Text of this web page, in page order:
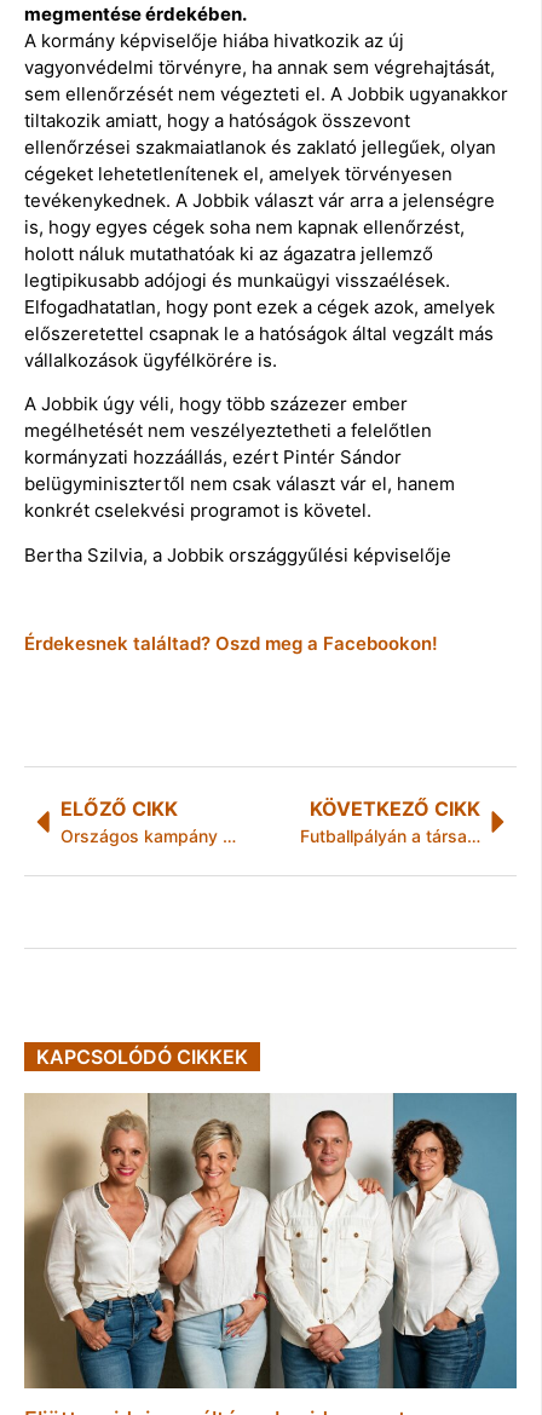
megmentése érdekében.
A kormány képviselője hiába hivatkozik az új
vagyonvédelmi törvényre, ha annak sem végrehajtását,
sem ellenőrzését nem végezteti el. A Jobbik ugyanakkor
tiltakozik amiatt, hogy a hatóságok összevont
ellenőrzései szakmaiatlanok és zaklató jellegűek, olyan
cégeket lehetetlenítenek el, amelyek törvényesen
tevékenykednek. A Jobbik választ vár arra a jelenségre
is, hogy egyes cégek soha nem kapnak ellenőrzést,
holott náluk mutathatóak ki az ágazatra jellemző
legtipikusabb adójogi és munkaügyi visszaélések.
Elfogadhatatlan, hogy pont ezek a cégek azok, amelyek
előszeretettel csapnak le a hatóságok által vegzált más
vállalkozások ügyfélkörére is.
A Jobbik úgy véli, hogy több százezer ember
megélhetését nem veszélyeztetheti a felelőtlen
kormányzati hozzáállás, ezért Pintér Sándor
belügyminisztertől nem csak választ vár el, hanem
konkrét cselekvési programot is követel.
Bertha Szilvia, a Jobbik országgyűlési képviselője
Érdekesnek találtad? Oszd meg a Facebookon!
ELŐZŐ CIKK
Országos kampány a tudatos hulladékgyűjtésért
KÖVETKEZŐ CIKK
Futballpályán a társadalmi kapcsolatok javításáért
KAPCSOLÓDÓ CIKKEK